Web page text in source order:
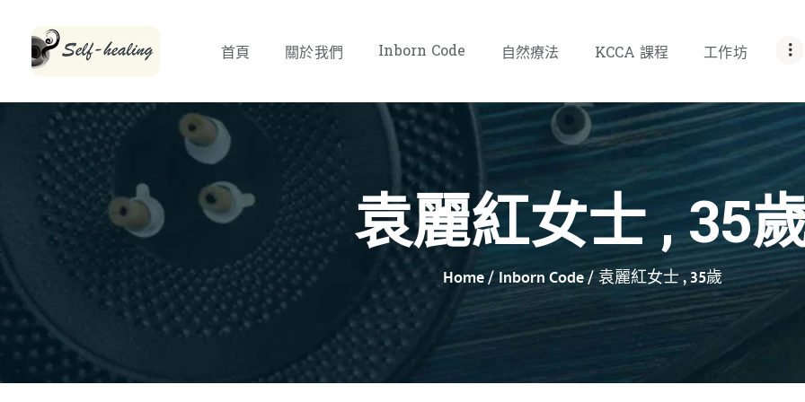
首頁 關於我們 Inborn Code 自然療法 KCCA 課程 工作坊
袁麗紅女士 , 35
Home Inborn Code 袁麗紅女士 , 35歲
INBORN CODE
自然療法
KCCA 課程
工作坊
聯絡我們
SHOP